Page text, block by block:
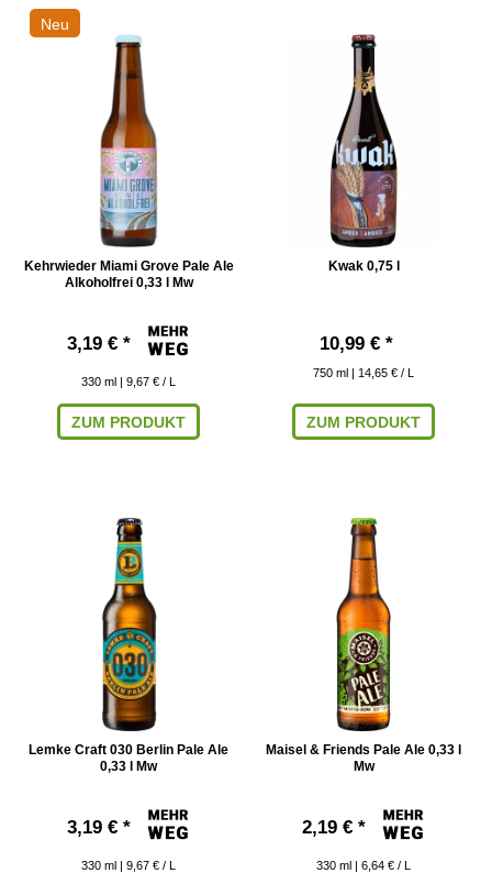
Neu
Kehrwieder Miami Grove Pale Ale
Alkoholfrei 0,33 l Mw
3,19 € *
330 ml | 9,67 € / L
ZUM PRODUKT
Kwak 0,75 l
10,99 € *
750 ml | 14,65 € / L
ZUM PRODUKT
Lemke Craft 030 Berlin Pale Ale
0,33 l Mw
3,19 € *
330 ml | 9,67 € / L
Maisel & Friends Pale Ale 0,33 l
Mw
2,19 € *
330 ml | 6,64 € / L